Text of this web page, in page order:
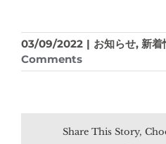
03/09/2022 | お知らせ, 新着
Comments
Share This Story,